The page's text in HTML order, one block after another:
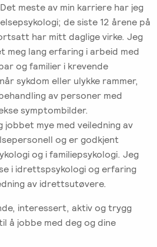
meste av min karriere har jeg
de siste 12 årene på
har mitt daglige virke. Jeg
meg lang erfaring i arbeid med
og familier i krevende
sykdom eller ulykke rammer,
av personer med
symptombilder.
jobbet mye med veiledning av
og er godkjent
og i familiepsykologi. Jeg
i idrettspsykologi og erfaring
av idrettsutøvere.
interessert, aktiv og trygg
å jobbe med deg og dine